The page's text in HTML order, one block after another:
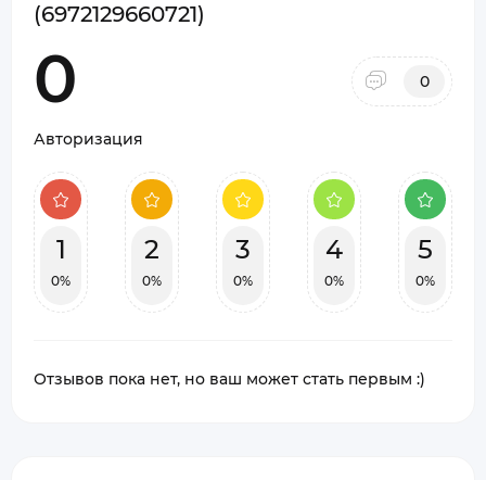
(6972129660721)
0 0
Авторизация
1
0%
2
0%
3
0%
4
0%
5
0%
Отзывов пока нет, но ваш может стать первым :)